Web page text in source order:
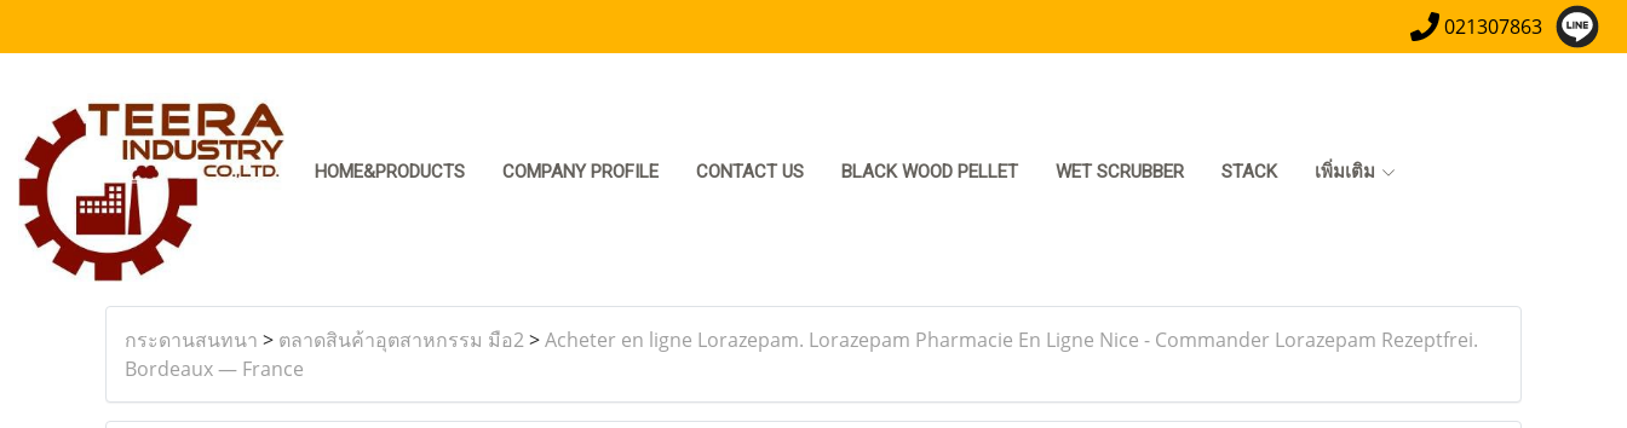
021307863
HOME&PRODUCTS COMPANY PROFILE CONTACT US BLACK WOOD PELLET WET SCRUBBER STACK เพิ่มเติม
กระดานสนทนา > ตลาดสินค้าอุตสาหกรรม มือ2>Acheter en ligne Lorazepam. Lorazepam Pharmacie En Ligne Nice - Commander Lorazepam Rezeptfrei.
Bordeaux — France